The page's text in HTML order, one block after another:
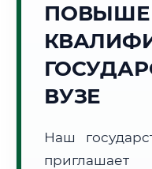
🌅 Восход:
📍 Региональная справка
Субъект:
Почтовые индексы:
Часовой пояс:
ВУЗЕ
Наш